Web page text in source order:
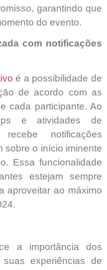
garantindo que
do evento.
com notificações
é a possibilidade de
de acordo com as
cada participante. Ao
e atividades de
notificações
sobre o início iminente
Essa funcionalidade
estejam sempre
aproveitar ao máximo
a importância dos
suas experiências de